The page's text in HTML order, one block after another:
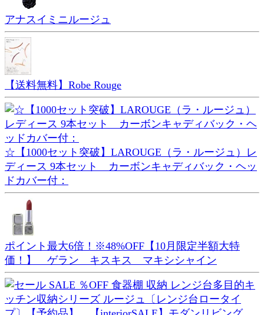
アナスイミニルージュ
【送料無料】Robe Rouge
☆【1000セット突破】LAROUGE（ラ・ルージュ）レ
ディース 9本セット カーボンキャディバック・ヘッ
ドカバー付：
ポイント最大6倍！※48%OFF【10月限定半額大特
価！】 ゲラン キスキス マキシシャイン